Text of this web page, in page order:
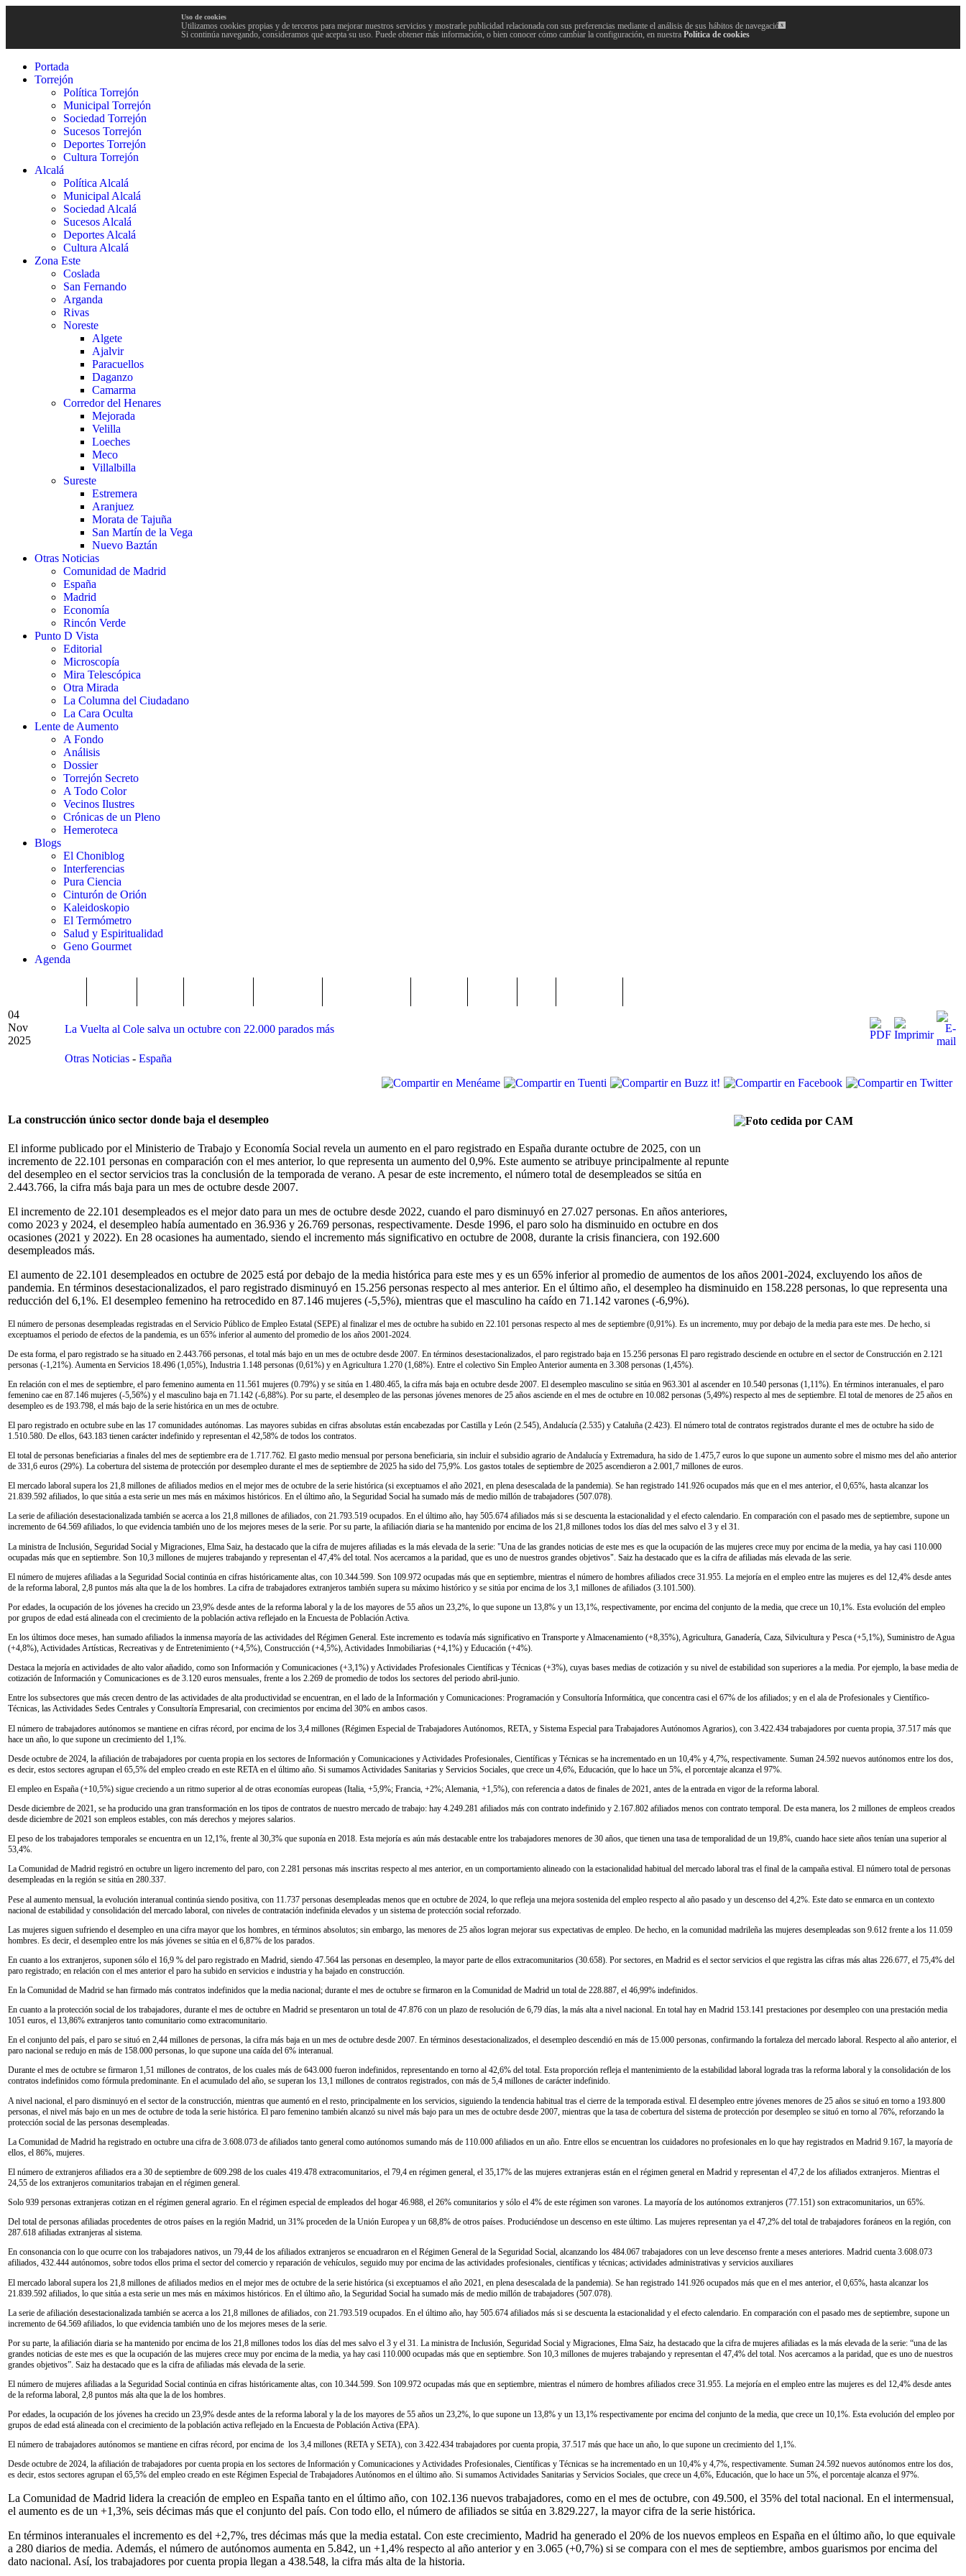
x
Uso de cookies
Utilizamos cookies propias y de terceros para mejorar nuestros servicios y mostrarle publicidad relacionada con sus preferencias mediante el análisis de sus hábitos de navegación.
Si continúa navegando, consideramos que acepta su uso. Puede obtener más información, o bien conocer cómo cambiar la configuración, en nuestra Política de cookies
Portada
Torrejón
Política Torrejón
Municipal Torrejón
Sociedad Torrejón
Sucesos Torrejón
Deportes Torrejón
Cultura Torrejón
Alcalá
Política Alcalá
Municipal Alcalá
Sociedad Alcalá
Sucesos Alcalá
Deportes Alcalá
Cultura Alcalá
Zona Este
Coslada
San Fernando
Arganda
Rivas
Noreste
Algete
Ajalvir
Paracuellos
Daganzo
Camarma
Corredor del Henares
Mejorada
Velilla
Loeches
Meco
Villalbilla
Sureste
Estremera
Aranjuez
Morata de Tajuña
San Martín de la Vega
Nuevo Baztán
Otras Noticias
Comunidad de Madrid
España
Madrid
Economía
Rincón Verde
Punto D Vista
Editorial
Microscopía
Mira Telescópica
Otra Mirada
La Columna del Ciudadano
La Cara Oculta
Lente de Aumento
A Fondo
Análisis
Dossier
Torrejón Secreto
A Todo Color
Vecinos Ilustres
Crónicas de un Pleno
Hemeroteca
Blogs
El Choniblog
Interferencias
Pura Ciencia
Cinturón de Orión
Kaleidoskopio
El Termómetro
Salud y Espiritualidad
Geno Gourmet
Agenda
04
Nov
2025
La Vuelta al Cole salva un octubre con 22.000 parados más
Otras Noticias - España
La construcción único sector donde baja el desempleo
El informe publicado por el Ministerio de Trabajo y Economía Social revela un aumento en el paro registrado en España durante octubre de 2025, con un
incremento de 22.101 personas en comparación con el mes anterior, lo que representa un aumento del 0,9%. Este aumento se atribuye principalmente al repunte
del desempleo en el sector servicios tras la conclusión de la temporada de verano. A pesar de este incremento, el número total de desempleados se sitúa en
2.443.766, la cifra más baja para un mes de octubre desde 2007.
El incremento de 22.101 desempleados es el mejor dato para un mes de octubre desde 2022, cuando el paro disminuyó en 27.027 personas. En años anteriores,
como 2023 y 2024, el desempleo había aumentado en 36.936 y 26.769 personas, respectivamente. Desde 1996, el paro solo ha disminuido en octubre en dos
ocasiones (2021 y 2022). En 28 ocasiones ha aumentado, siendo el incremento más significativo en octubre de 2008, durante la crisis financiera, con 192.600
desempleados más.
El aumento de 22.101 desempleados en octubre de 2025 está por debajo de la media histórica para este mes y es un 65% inferior al promedio de aumentos de los años 2001-2024, excluyendo los años de
pandemia. En términos desestacionalizados, el paro registrado disminuyó en 15.256 personas respecto al mes anterior. En el último año, el desempleo ha disminuido en 158.228 personas, lo que representa una
reducción del 6,1%. El desempleo femenino ha retrocedido en 87.146 mujeres (-5,5%), mientras que el masculino ha caído en 71.142 varones (-6,9%).
El número de personas desempleadas registradas en el Servicio Público de Empleo Estatal (SEPE) al finalizar el mes de octubre ha subido en 22.101 personas respecto al mes de septiembre (0,91%). Es un incremento, muy por debajo de la media para este mes. De hecho, si
exceptuamos el periodo de efectos de la pandemia, es un 65% inferior al aumento del promedio de los años 2001-2024.
De esta forma, el paro registrado se ha situado en 2.443.766 personas, el total más bajo en un mes de octubre desde 2007. En términos desestacionalizados, el paro registrado baja en 15.256 personas El paro registrado desciende en octubre en el sector de Construcción en 2.121
personas (-1,21%). Aumenta en Servicios 18.496 (1,05%), Industria 1.148 personas (0,61%) y en Agricultura 1.270 (1,68%). Entre el colectivo Sin Empleo Anterior aumenta en 3.308 personas (1,45%).
En relación con el mes de septiembre, el paro femenino aumenta en 11.561 mujeres (0.79%) y se sitúa en 1.480.465, la cifra más baja en octubre desde 2007. El desempleo masculino se sitúa en 963.301 al ascender en 10.540 personas (1,11%). En términos interanuales, el paro
femenino cae en 87.146 mujeres (-5,56%) y el masculino baja en 71.142 (-6,88%). Por su parte, el desempleo de las personas jóvenes menores de 25 años asciende en el mes de octubre en 10.082 personas (5,49%) respecto al mes de septiembre. El total de menores de 25 años en
desempleo es de 193.798, el más bajo de la serie histórica en un mes de octubre.
El paro registrado en octubre sube en las 17 comunidades autónomas. Las mayores subidas en cifras absolutas están encabezadas por Castilla y León (2.545), Andalucía (2.535) y Cataluña (2.423). El número total de contratos registrados durante el mes de octubre ha sido de
1.510.580. De ellos, 643.183 tienen carácter indefinido y representan el 42,58% de todos los contratos.
El total de personas beneficiarias a finales del mes de septiembre era de 1.717.762. El gasto medio mensual por persona beneficiaria, sin incluir el subsidio agrario de Andalucía y Extremadura, ha sido de 1.475,7 euros lo que supone un aumento sobre el mismo mes del año anterior
de 331,6 euros (29%). La cobertura del sistema de protección por desempleo durante el mes de septiembre de 2025 ha sido del 75,9%. Los gastos totales de septiembre de 2025 ascendieron a 2.001,7 millones de euros.
El mercado laboral supera los 21,8 millones de afiliados medios en el mejor mes de octubre de la serie histórica (si exceptuamos el año 2021, en plena desescalada de la pandemia). Se han registrado 141.926 ocupados más que en el mes anterior, el 0,65%, hasta alcanzar los
21.839.592 afiliados, lo que sitúa a esta serie un mes más en máximos históricos. En el último año, la Seguridad Social ha sumado más de medio millón de trabajadores (507.078).
La serie de afiliación desestacionalizada también se acerca a los 21,8 millones de afiliados, con 21.793.519 ocupados. En el último año, hay 505.674 afiliados más si se descuenta la estacionalidad y el efecto calendario. En comparación con el pasado mes de septiembre, supone un
incremento de 64.569 afiliados, lo que evidencia también uno de los mejores meses de la serie. Por su parte, la afiliación diaria se ha mantenido por encima de los 21,8 millones todos los días del mes salvo el 3 y el 31.
La ministra de Inclusión, Seguridad Social y Migraciones, Elma Saiz, ha destacado que la cifra de mujeres afiliadas es la más elevada de la serie: "Una de las grandes noticias de este mes es que la ocupación de las mujeres crece muy por encima de la media, ya hay casi 110.000
ocupadas más que en septiembre. Son 10,3 millones de mujeres trabajando y representan el 47,4% del total. Nos acercamos a la paridad, que es uno de nuestros grandes objetivos". Saiz ha destacado que es la cifra de afiliadas más elevada de las serie.
El número de mujeres afiliadas a la Seguridad Social continúa en cifras históricamente altas, con 10.344.599. Son 109.972 ocupadas más que en septiembre, mientras el número de hombres afiliados crece 31.955. La mejoría en el empleo entre las mujeres es del 12,4% desde antes
de la reforma laboral, 2,8 puntos más alta que la de los hombres. La cifra de trabajadores extranjeros también supera su máximo histórico y se sitúa por encima de los 3,1 millones de afiliados (3.101.500).
Por edades, la ocupación de los jóvenes ha crecido un 23,9% desde antes de la reforma laboral y la de los mayores de 55 años un 23,2%, lo que supone un 13,8% y un 13,1%, respectivamente, por encima del conjunto de la media, que crece un 10,1%. Esta evolución del empleo
por grupos de edad está alineada con el crecimiento de la población activa reflejado en la Encuesta de Población Activa.
En los últimos doce meses, han sumado afiliados la inmensa mayoría de las actividades del Régimen General. Este incremento es todavía más significativo en Transporte y Almacenamiento (+8,35%), Agricultura, Ganadería, Caza, Silvicultura y Pesca (+5,1%), Suministro de Agua
(+4,8%), Actividades Artísticas, Recreativas y de Entretenimiento (+4,5%), Construcción (+4,5%), Actividades Inmobiliarias (+4,1%) y Educación (+4%).
Destaca la mejoría en actividades de alto valor añadido, como son Información y Comunicaciones (+3,1%) y Actividades Profesionales Científicas y Técnicas (+3%), cuyas bases medias de cotización y su nivel de estabilidad son superiores a la media. Por ejemplo, la base media de
cotización de Información y Comunicaciones es de 3.120 euros mensuales, frente a los 2.269 de promedio de todos los sectores del periodo abril-junio.
Entre los subsectores que más crecen dentro de las actividades de alta productividad se encuentran, en el lado de la Información y Comunicaciones: Programación y Consultoría Informática, que concentra casi el 67% de los afiliados; y en el ala de Profesionales y Científico-
Técnicas, las Actividades Sedes Centrales y Consultoría Empresarial, con crecimientos por encima del 30% en ambos casos.
El número de trabajadores autónomos se mantiene en cifras récord, por encima de los 3,4 millones (Régimen Especial de Trabajadores Autónomos, RETA, y Sistema Especial para Trabajadores Autónomos Agrarios), con 3.422.434 trabajadores por cuenta propia, 37.517 más que
hace un año, lo que supone un crecimiento del 1,1%.
Desde octubre de 2024, la afiliación de trabajadores por cuenta propia en los sectores de Información y Comunicaciones y Actividades Profesionales, Científicas y Técnicas se ha incrementado en un 10,4% y 4,7%, respectivamente. Suman 24.592 nuevos autónomos entre los dos,
es decir, estos sectores agrupan el 65,5% del empleo creado en este RETA en el último año. Si sumamos Actividades Sanitarias y Servicios Sociales, que crece un 4,6%, Educación, que lo hace un 5%, el porcentaje alcanza el 97%.
El empleo en España (+10,5%) sigue creciendo a un ritmo superior al de otras economías europeas (Italia, +5,9%; Francia, +2%; Alemania, +1,5%), con referencia a datos de finales de 2021, antes de la entrada en vigor de la reforma laboral.
Desde diciembre de 2021, se ha producido una gran transformación en los tipos de contratos de nuestro mercado de trabajo: hay 4.249.281 afiliados más con contrato indefinido y 2.167.802 afiliados menos con contrato temporal. De esta manera, los 2 millones de empleos creados
desde diciembre de 2021 son empleos estables, con más derechos y mejores salarios.
El peso de los trabajadores temporales se encuentra en un 12,1%, frente al 30,3% que suponía en 2018. Esta mejoría es aún más destacable entre los trabajadores menores de 30 años, que tienen una tasa de temporalidad de un 19,8%, cuando hace siete años tenían una superior al
53,4%.
La Comunidad de Madrid registró en octubre un ligero incremento del paro, con 2.281 personas más inscritas respecto al mes anterior, en un comportamiento alineado con la estacionalidad habitual del mercado laboral tras el final de la campaña estival. El número total de personas
desempleadas en la región se sitúa en 280.337.
Pese al aumento mensual, la evolución interanual continúa siendo positiva, con 11.737 personas desempleadas menos que en octubre de 2024, lo que refleja una mejora sostenida del empleo respecto al año pasado y un descenso del 4,2%. Este dato se enmarca en un contexto
nacional de estabilidad y consolidación del mercado laboral, con niveles de contratación indefinida elevados y un sistema de protección social reforzado.
Las mujeres siguen sufriendo el desempleo en una cifra mayor que los hombres, en términos absolutos; sin embargo, las menores de 25 años logran mejorar sus expectativas de empleo. De hecho, en la comunidad madrileña las mujeres desempleadas son 9.612 frente a los 11.059
hombres. Es decir, el desempleo entre los más jóvenes se sitúa en el 6,87% de los parados.
En cuanto a los extranjeros, suponen sólo el 16,9 % del paro registrado en Madrid, siendo 47.564 las personas en desempleo, la mayor parte de ellos extracomunitarios (30.658). Por sectores, en Madrid es el sector servicios el que registra las cifras más altas 226.677, el 75,4% del
paro registrado; en relación con el mes anterior el paro ha subido en servicios e industria y ha bajado en construcción.
En la Comunidad de Madrid se han firmado más contratos indefinidos que la media nacional; durante el mes de octubre se firmaron en la Comunidad de Madrid un total de 228.887, el 46,99% indefinidos.
En cuanto a la protección social de los trabajadores, durante el mes de octubre en Madrid se presentaron un total de 47.876 con un plazo de resolución de 6,79 días, la más alta a nivel nacional. En total hay en Madrid 153.141 prestaciones por desempleo con una prestación media
1051 euros, el 13,86% extranjeros tanto comunitario como extracomunitario.
En el conjunto del país, el paro se situó en 2,44 millones de personas, la cifra más baja en un mes de octubre desde 2007. En términos desestacionalizados, el desempleo descendió en más de 15.000 personas, confirmando la fortaleza del mercado laboral. Respecto al año anterior, el
paro nacional se redujo en más de 158.000 personas, lo que supone una caída del 6% interanual.
Durante el mes de octubre se firmaron 1,51 millones de contratos, de los cuales más de 643.000 fueron indefinidos, representando en torno al 42,6% del total. Esta proporción refleja el mantenimiento de la estabilidad laboral lograda tras la reforma laboral y la consolidación de los
contratos indefinidos como fórmula predominante. En el acumulado del año, se superan los 13,1 millones de contratos registrados, con más de 5,4 millones de carácter indefinido.
A nivel nacional, el paro disminuyó en el sector de la construcción, mientras que aumentó en el resto, principalmente en los servicios, siguiendo la tendencia habitual tras el cierre de la temporada estival. El desempleo entre jóvenes menores de 25 años se situó en torno a 193.800
personas, el nivel más bajo en un mes de octubre de toda la serie histórica. El paro femenino también alcanzó su nivel más bajo para un mes de octubre desde 2007, mientras que la tasa de cobertura del sistema de protección por desempleo se situó en torno al 76%, reforzando la
protección social de las personas desempleadas.
La Comunidad de Madrid ha registrado en octubre una cifra de 3.608.073 de afiliados tanto general como autónomos sumando más de 110.000 afiliados en un año. Entre ellos se encuentran los cuidadores no profesionales en lo que hay registrados en Madrid 9.167, la mayoría de
ellos, el 86%, mujeres.
El número de extranjeros afiliados era a 30 de septiembre de 609.298 de los cuales 419.478 extracomunitarios, el 79,4 en régimen general, el 35,17% de las mujeres extranjeras están en el régimen general en Madrid y representan el 47,2 de los afiliados extranjeros. Mientras el
24,55 de los extranjeros comunitarios trabajan en el régimen general.
Solo 939 personas extranjeras cotizan en el régimen general agrario. En el régimen especial de empleados del hogar 46.988, el 26% comunitarios y sólo el 4% de este régimen son varones. La mayoría de los autónomos extranjeros (77.151) son extracomunitarios, un 65%.
Del total de personas afiliadas procedentes de otros países en la región Madrid, un 31% proceden de la Unión Europea y un 68,8% de otros países. Produciéndose un descenso en este último. Las mujeres representan ya el 47,2% del total de trabajadores foráneos en la región, con
287.618 afiliadas extranjeras al sistema.
En consonancia con lo que ocurre con los trabajadores nativos, un 79,44 de los afiliados extranjeros se encuadraron en el Régimen General de la Seguridad Social, alcanzando los 484.067 trabajadores con un leve descenso frente a meses anteriores. Madrid cuenta 3.608.073
afiliados, 432.444 autónomos, sobre todos ellos prima el sector del comercio y reparación de vehículos, seguido muy por encima de las actividades profesionales, científicas y técnicas; actividades administrativas y servicios auxiliares
El mercado laboral supera los 21,8 millones de afiliados medios en el mejor mes de octubre de la serie histórica (si exceptuamos el año 2021, en plena desescalada de la pandemia). Se han registrado 141.926 ocupados más que en el mes anterior, el 0,65%, hasta alcanzar los
21.839.592 afiliados, lo que sitúa a esta serie un mes más en máximos históricos. En el último año, la Seguridad Social ha sumado más de medio millón de trabajadores (507.078).
La serie de afiliación desestacionalizada también se acerca a los 21,8 millones de afiliados, con 21.793.519 ocupados. En el último año, hay 505.674 afiliados más si se descuenta la estacionalidad y el efecto calendario. En comparación con el pasado mes de septiembre, supone un
incremento de 64.569 afiliados, lo que evidencia también uno de los mejores meses de la serie.
Por su parte, la afiliación diaria se ha mantenido por encima de los 21,8 millones todos los días del mes salvo el 3 y el 31. La ministra de Inclusión, Seguridad Social y Migraciones, Elma Saiz, ha destacado que la cifra de mujeres afiliadas es la más elevada de la serie: “una de las
grandes noticias de este mes es que la ocupación de las mujeres crece muy por encima de la media, ya hay casi 110.000 ocupadas más que en septiembre. Son 10,3 millones de mujeres trabajando y representan el 47,4% del total. Nos acercamos a la paridad, que es uno de nuestros
grandes objetivos”. Saiz ha destacado que es la cifra de afiliadas más elevada de la serie.
El número de mujeres afiliadas a la Seguridad Social continúa en cifras históricamente altas, con 10.344.599. Son 109.972 ocupadas más que en septiembre, mientras el número de hombres afiliados crece 31.955. La mejoría en el empleo entre las mujeres es del 12,4% desde antes
de la reforma laboral, 2,8 puntos más alta que la de los hombres.
Por edades, la ocupación de los jóvenes ha crecido un 23,9% desde antes de la reforma laboral y la de los mayores de 55 años un 23,2%, lo que supone un 13,8% y un 13,1% respectivamente por encima del conjunto de la media, que crece un 10,1%. Esta evolución del empleo por
grupos de edad está alineada con el crecimiento de la población activa reflejado en la Encuesta de Población Activa (EPA).
El número de trabajadores autónomos se mantiene en cifras récord, por encima de los 3,4 millones (RETA y SETA), con 3.422.434 trabajadores por cuenta propia, 37.517 más que hace un año, lo que supone un crecimiento del 1,1%.
Desde octubre de 2024, la afiliación de trabajadores por cuenta propia en los sectores de Información y Comunicaciones y Actividades Profesionales, Científicas y Técnicas se ha incrementado en un 10,4% y 4,7%, respectivamente. Suman 24.592 nuevos autónomos entre los dos,
es decir, estos sectores agrupan el 65,5% del empleo creado en este Régimen Especial de Trabajadores Autónomos en el último año. Si sumamos Actividades Sanitarias y Servicios Sociales, que crece un 4,6%, Educación, que lo hace un 5%, el porcentaje alcanza el 97%.
La Comunidad de Madrid lidera la creación de empleo en España tanto en el último año, con 102.136 nuevos trabajadores, como en el mes de octubre, con 49.500, el 35% del total nacional. En el intermensual,
el aumento es de un +1,3%, seis décimas más que el conjunto del país. Con todo ello, el número de afiliados se sitúa en 3.829.227, la mayor cifra de la serie histórica.
En términos interanuales el incremento es del +2,7%, tres décimas más que la media estatal. Con este crecimiento, Madrid ha generado el 20% de los nuevos empleos en España en el último año, lo que equivale
a 280 diarios de media. Además, el número de autónomos aumenta en 5.842, un +1,4% respecto al año anterior y en 3.065 (+0,7%) si se compara con el mes de septiembre, ambos guarismos por encima del
dato nacional. Así, los trabajadores por cuenta propia llegan a 438.548, la cifra más alta de la historia.